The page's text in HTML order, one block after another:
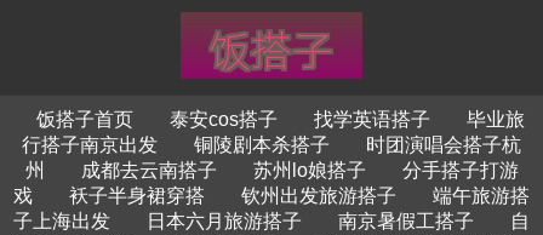
饭搭子首页 泰安cos搭子 找学英语搭子
毕业旅
行搭子南京出发
铜陵剧本杀搭子
时团演唱会搭子杭
州
成都去云南搭子 苏州lo娘搭子
分手搭子打游
戏
袄子半身裙穿搭 钦州出发旅游搭子
端午旅游搭
子上海出发
日本六月旅游搭子 南京暑假工搭子
自